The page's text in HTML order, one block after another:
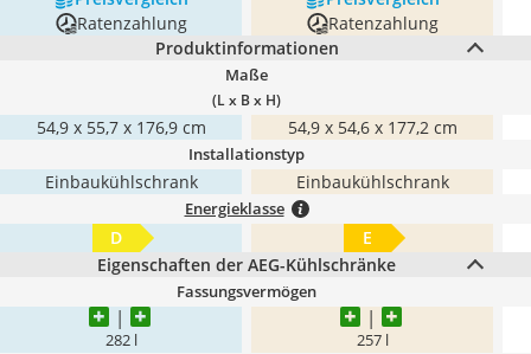
Ratenzahlung
Ratenzahlung
Produktinformationen
Maße
(L x B x H)
54,9 x 55,7 x 176,9 cm 54,9 x 54,6 x 177,2 cm
Installationstyp
Einbaukühlschrank Einbaukühlschrank
Energieklasse
D
E
Eigenschaften der AEG-Kühlschränke
Fassungsvermögen
282 l 257 l